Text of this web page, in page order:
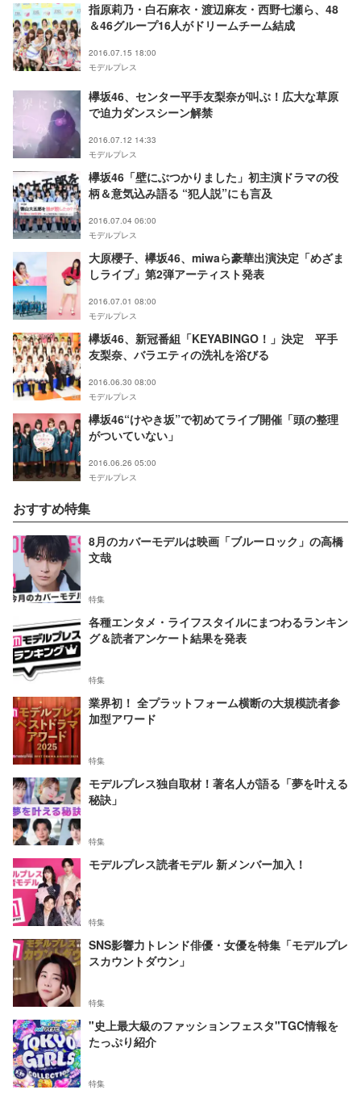
指原莉乃・白石麻衣・渡辺麻友・西野七瀬ら、48
＆46グループ16人がドリームチーム結成
2016.07.15 18:00
モデルプレス
欅坂46、センター平手友梨奈が叫ぶ！広大な草原
で迫力ダンスシーン解禁
2016.07.12 14:33
モデルプレス
欅坂46「壁にぶつかりました」初主演ドラマの役
柄＆意気込み語る “犯人説”にも言及
2016.07.04 06:00
モデルプレス
大原櫻子、欅坂46、miwaら豪華出演決定「めざま
しライブ」第2弾アーティスト発表
2016.07.01 08:00
モデルプレス
欅坂46、新冠番組「KEYABINGO！」決定 平手
友梨奈、バラエティの洗礼を浴びる
2016.06.30 08:00
モデルプレス
欅坂46“けやき坂”で初めてライブ開催「頭の整理
がついていない」
2016.06.26 05:00
モデルプレス
おすすめ特集
8月のカバーモデルは映画「ブルーロック」の高橋
文哉
特集
各種エンタメ・ライフスタイルにまつわるランキン
グ＆読者アンケート結果を発表
特集
業界初！ 全プラットフォーム横断の大規模読者参
加型アワード
特集
モデルプレス独自取材！著名人が語る「夢を叶える
秘訣」
特集
モデルプレス読者モデル 新メンバー加入！
特集
SNS影響力トレンド俳優・女優を特集「モデルプレ
スカウントダウン」
特集
"史上最大級のファッションフェスタ"TGC情報を
たっぷり紹介
特集